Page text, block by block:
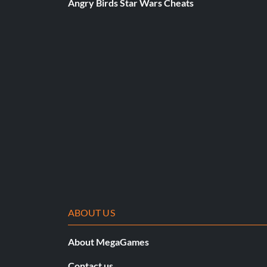
vaincre, et pour autant que je sache, c'est le seul moyen.
Lorsque vous combattez Alexia pour la première fois.
pièce, puis vers la droite, mais vous devez tirer à chaque
Vous avez également besoin de BEAUCOUP de paquets
frappe avec sa hache, vous perdez presque toute votre
Ne mettez pas toutes les ailes de libellule dans votre boîte
Angry Birds Star Wars Cheats
ABOUT US
About MegaGames